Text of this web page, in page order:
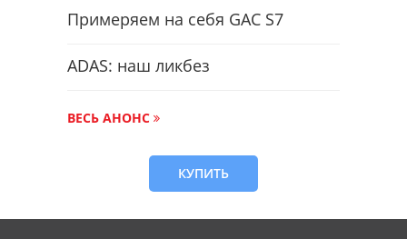
Примеряем на себя GAC S7
ADAS: наш ликбез
ВЕСЬ АНОНС
КУПИТЬ